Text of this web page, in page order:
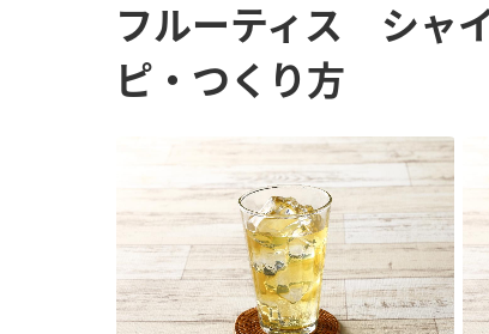
おうちレシピ トップ
フルーティス シャ
ピ・つくり方